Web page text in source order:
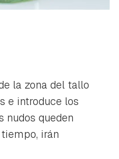
la zona del tallo
e introduce los
nudos queden
irán